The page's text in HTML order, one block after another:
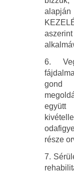
6.
gond
együtt
része
7.